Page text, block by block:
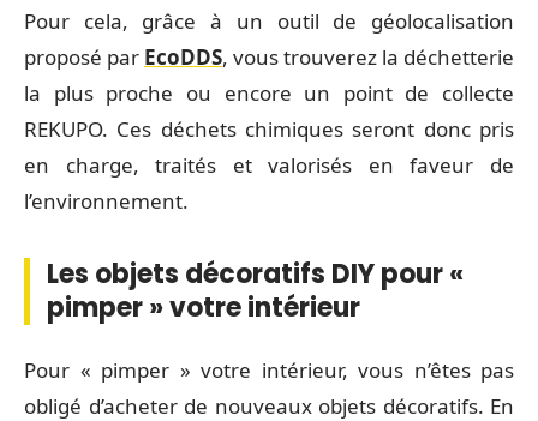
Pour cela, grâce à un outil de géolocalisation
proposé par EcoDDS, vous trouverez la déchetterie
la plus proche ou encore un point de collecte
REKUPO. Ces déchets chimiques seront donc pris
en charge, traités et valorisés en faveur de
l’environnement.
Les objets décoratifs DIY pour «
pimper » votre intérieur
Pour « pimper » votre intérieur, vous n’êtes pas
obligé d’acheter de nouveaux objets décoratifs. En